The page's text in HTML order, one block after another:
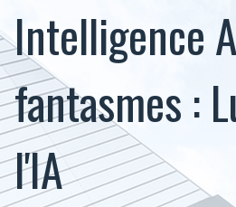
Intelligence
fantasmes :
l'IA